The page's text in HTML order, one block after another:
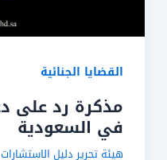
القضايا الجنائية
مذكرة رد على
في السعودية
هيئة تحرير دليل